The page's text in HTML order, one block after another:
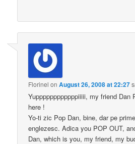
Florinel onAugust 26, 2008 at 22:27
Yuppppppppppppiiiii, my friend Dan
here !
Yo-ti zic Pop Dan, bine, dar pe
englezesc. Adica you POP OUT,
Dan, which is you, my friend, my